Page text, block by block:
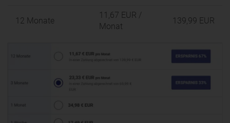
12 Monate
11,67 EUR /
Monat
139,99 EUR